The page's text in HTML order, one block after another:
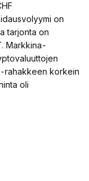
on
tarjonta on
Markkina-
rahakkeen korkein
oli